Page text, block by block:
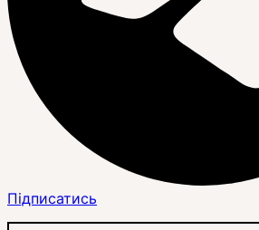
Підписатись